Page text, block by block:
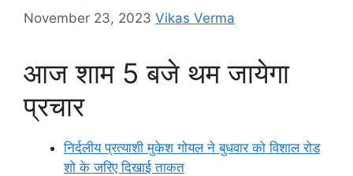
November 23, 2023 Vikas Verma
आज शाम 5 बजे थम जायेगा
प्रचार
निर्दलीय प्रत्याशी मुकेश गोयल ने बुधवार को विशाल रोड
शो के जरिए दिखाई ताकत